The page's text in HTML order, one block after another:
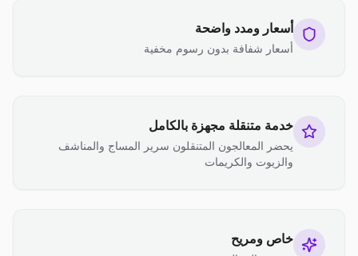
أسعار ومدد واضحة
أسعار شفافة بدون رسوم مخفية
خدمة متنقلة مجهزة بالكامل
يحضر المعالجون المتنقلون سرير المساج والمناشف
والزيوت والكريمات
خاص ومريح